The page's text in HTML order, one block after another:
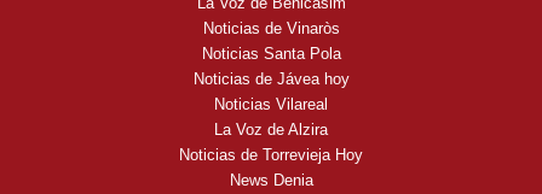
Noticias de Vinaròs
Noticias Santa Pola
Noticias de Jávea hoy
Noticias Vilareal
La Voz de Alzira
Noticias de Torrevieja Hoy
News Denia